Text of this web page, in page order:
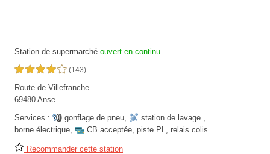
Station de supermarché ouvert en continu
4,0 étoiles sur 5 (143)
Route de Villefranche
69480 Anse
Services :
gonflage de pneu, station de lavage ,
borne électrique, CB acceptée, piste PL, relais colis
Recommander cette station